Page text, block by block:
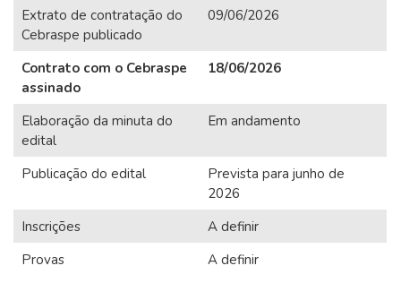
Extrato de contratação do
Cebraspe publicado
09/06/2026
Contrato com o Cebraspe
assinado
18/06/2026
Elaboração da minuta do
edital
Em andamento
Publicação do edital
Prevista para junho de
2026
Inscrições
A definir
Provas
A definir